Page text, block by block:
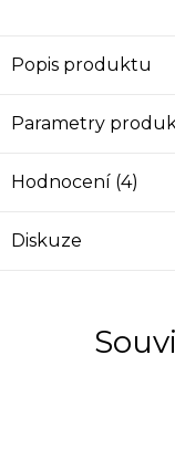
Popis produktu
Parametry
Hodnocení (4)
Diskuze